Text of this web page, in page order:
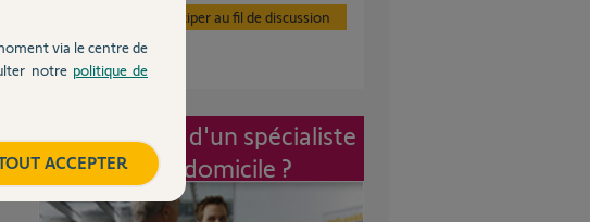
Participer au fil de discussion
Intervention d'un spécialiste
à mon domicile ?
via le centre de
notre politique de
ACCEPTER